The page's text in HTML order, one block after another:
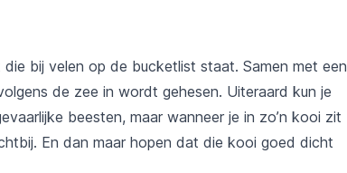
bij velen op de bucketlist staat. Samen met een
de zee in wordt gehesen. Uiteraard kun je
beesten, maar wanneer je in zo’n kooi zit
En dan maar hopen dat die kooi goed dicht